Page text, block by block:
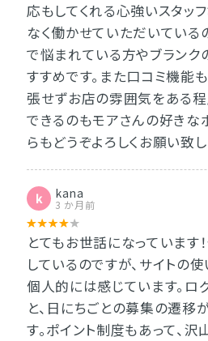
応もしてくれる心強いスタッ
なく働かせていただいている
で悩まれている方やブラン
すすめです。また口コミ機能
張せずお店の雰囲気をある
できるのもモアさんの好きな
らもどうぞよろしくお願い致し
k kana
3 か月前
とてもお世話になっています
しているのですが、サイトの
個人的には感じています。ロ
と、日にちごとの募集の遷移
す。ポイント制度もあって、